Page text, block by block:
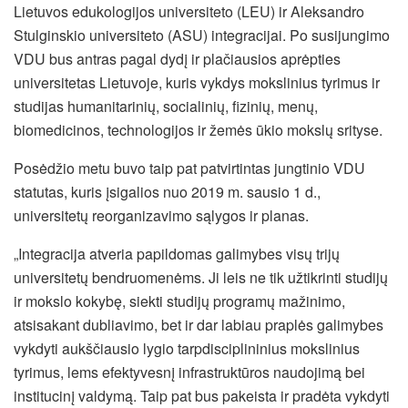
Lietuvos edukologijos universiteto (LEU) ir Aleksandro
Stulginskio universiteto (ASU) integracijai. Po susijungimo
VDU bus antras pagal dydį ir plačiausios aprėpties
universitetas Lietuvoje, kuris vykdys mokslinius tyrimus ir
studijas humanitarinių, socialinių, fizinių, menų,
biomedicinos, technologijos ir žemės ūkio mokslų srityse.
Posėdžio metu buvo taip pat patvirtintas jungtinio VDU
statutas, kuris įsigalios nuo 2019 m. sausio 1 d.,
universitetų reorganizavimo sąlygos ir planas.
„Integracija atveria papildomas galimybes visų trijų
universitetų bendruomenėms. Ji leis ne tik užtikrinti studijų
ir mokslo kokybę, siekti studijų programų mažinimo,
atsisakant dubliavimo, bet ir dar labiau praplės galimybes
vykdyti aukščiausio lygio tarpdisciplininius mokslinius
tyrimus, lems efektyvesnį infrastruktūros naudojimą bei
institucinį valdymą. Taip pat bus pakeista ir pradėta vykdyti